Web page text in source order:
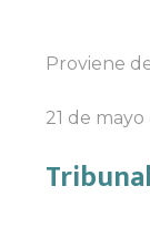
Proviene
21 de mayo